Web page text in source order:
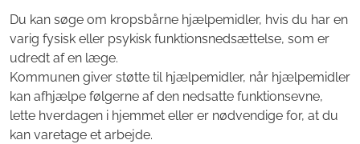
Du kan søge om kropsbårne hjælpemidler, hvis du har en
varig fysisk eller psykisk funktionsnedsættelse, som er
udredt af en læge.
Kommunen giver støtte til hjælpemidler, når hjælpemidler
kan afhjælpe følgerne af den nedsatte funktionsevne,
lette hverdagen i hjemmet eller er nødvendige for, at du
kan varetage et arbejde.